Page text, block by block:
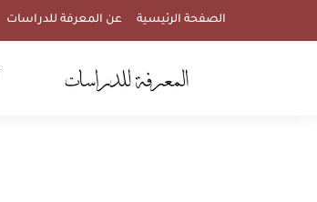
الصفحة الرئيسية عن المعرفة للدراسات